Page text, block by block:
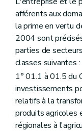
afférents aux
la prime en vertu
2004 sont
parties de
classes suivantes :
1° 01.1 à 01.5 du
investissements
relatifs à la
produits agricoles
régionales à